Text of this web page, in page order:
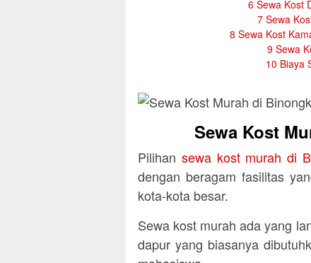
6 Sewa Kost
7 Sewa
8 Sewa Kost
9 Sewa
10 Biaya
Sewa Kost
Pilihan sewa kost murah di
dengan beragam fasilitas
kota-kota besar.
Sewa kost murah ada yang
dapur yang biasanya